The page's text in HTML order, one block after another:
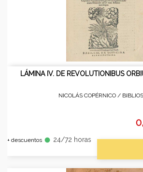
LÁMINA IV. DE REVOLUTIONIBUS
NICOLÁS COPÉRNICO /
+ descuentos fiber_manual_record 24/72 horas